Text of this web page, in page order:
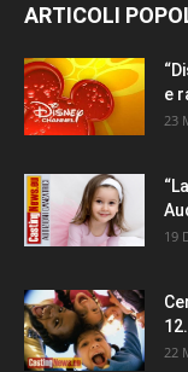
ARTICOLI
e
23
19
22